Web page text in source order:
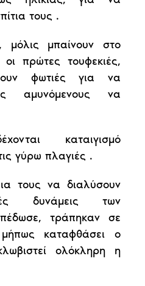
τους .
μόλις μπαίνουν στο
πρώτες τουφεκιές,
φωτιές για να
αμυνόμενους να
καταιγισμό
γύρω πλαγιές .
τους να διαλύσουν
δυνάμεις των
τράπηκαν σε
καταφθάσει ο
ολόκληρη η